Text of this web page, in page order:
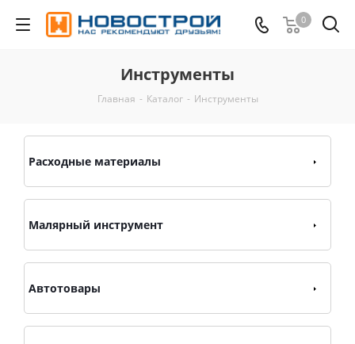
0
Инструменты
Главная - Каталог - Инструменты
Расходные материалы
Малярный инструмент
Автотовары